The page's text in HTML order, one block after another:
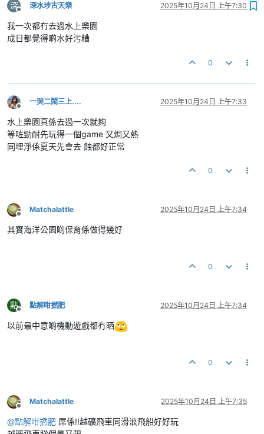
深
離線
深水埗古天樂 2025年10月24日 上午7:30
我一次都冇去過水上樂園
成日都覺得啲水好污糟
0
離線
一哭二鬧三上.... 2025年10月24日 上午7:33
水上樂園真係去過一次就夠
等咗勁耐先玩得一個game 又焗又熱
同埋淨係夏天先會去 蝕都好正常
0
離線
Matchalattle 2025年10月24日 上午7:34
其實海洋公園啲保育係做得幾好
0
點
離線
點解咁撚肥 2025年10月24日 上午7:34
以前最中意啲機動遊戲都冇晒
0
離線
Matchalattle 2025年10月24日 上午7:35
@點解咁撚肥 屌係!!越礦飛車同滑浪飛船好好玩